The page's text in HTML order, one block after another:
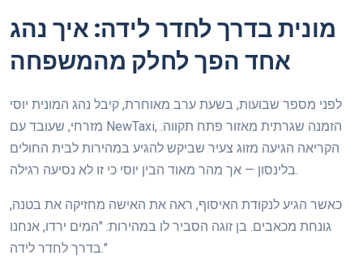
מונית בדרך לחדר לידה: איך נהג
אחד הפך לחלק מהמשפחה
לפני מספר שבועות, בשעת ערב מאוחרת, קיבל נהג המונית יוסי
מזרחי, שעובד עם NewTaxi, הזמנה שגרתית מאזור פתח תקווה.
הקריאה הגיעה מזוג צעיר שביקש להגיע במהירות לבית החולים
כאשר הגיע לנקודת האיסוף, ראה את האישה מחזיקה את בטנה,
גונחת מכאבים. בן זוגה הסביר לו במהירות: "המים ירדו, אנחנו
בדרך לחדר לידה."